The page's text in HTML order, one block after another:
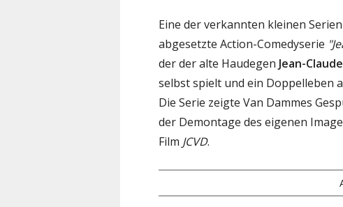
Eine der verkannten kleinen
abgesetzte Action-Comedyserie
der der alte Haudegen Jean-
selbst spielt und ein Doppelleben
Die Serie zeigte Van Dammes
der Demontage des eigenen
Film JCVD.